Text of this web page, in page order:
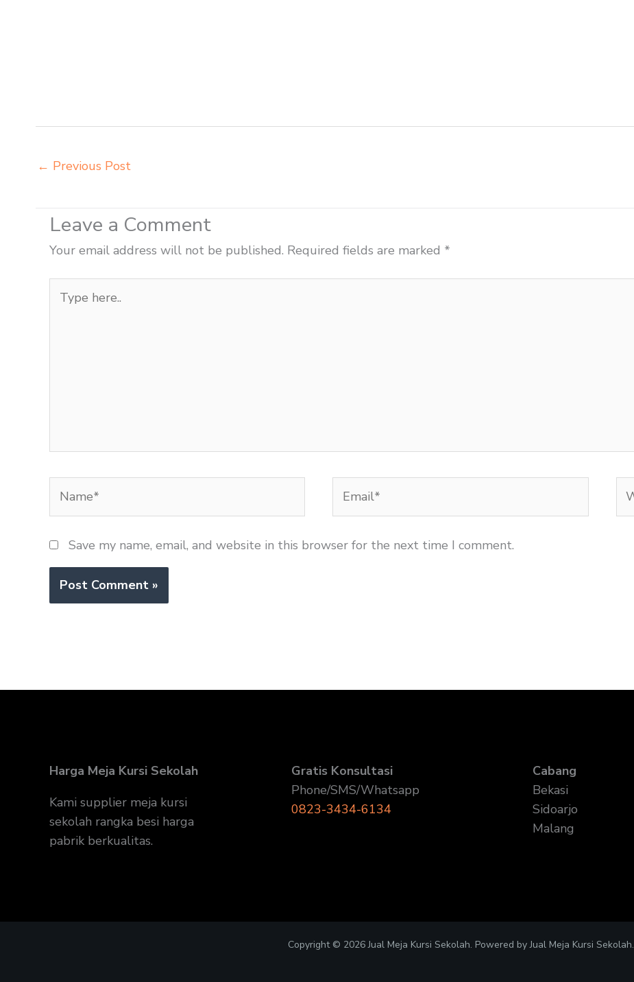
← Previous Post
Leave a Comment
Your email address will not be published. Required fields are marked *
here..
Save my name, email, and website in this browser for the next time I comment.
Harga Meja Kursi Sekolah
Kami supplier meja kursi
sekolah rangka besi harga
pabrik berkualitas.
Gratis Konsultasi
Phone/SMS/Whatsapp
0823-3434-6134
Cabang
Bekasi
Sidoarjo
Malang
Copyright © 2026 Jual Meja Kursi Sekolah. Powered by Jual Meja Kursi Sekolah.